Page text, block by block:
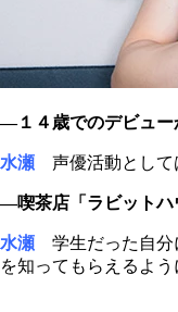
―１４歳でのデビュー
水瀬 声優活動として
―喫茶店「ラビットハ
水瀬
学生だった自
を知ってもらえるよう